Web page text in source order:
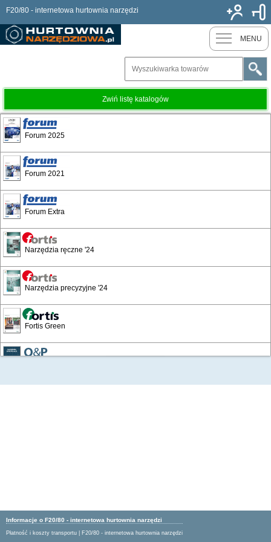
F20/80 - internetowa hurtownia narzędzi Nowy
MENU
Zwiń listę katalogów
Forum 2025
Forum 2021
Forum Extra
Narzędzia ręczne '24
Narzędzia precyzyjne '24
Fortis Green
Artykuły BHP 24/25
/284
Informacje o F20/80 - internetowa hurtownia narzędzi
Płatność i koszty transportu F20/80 - internetowa hurtownia narzędzi